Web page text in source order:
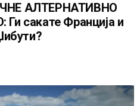
АЛТЕРНАТИВНО
сакате Франција и